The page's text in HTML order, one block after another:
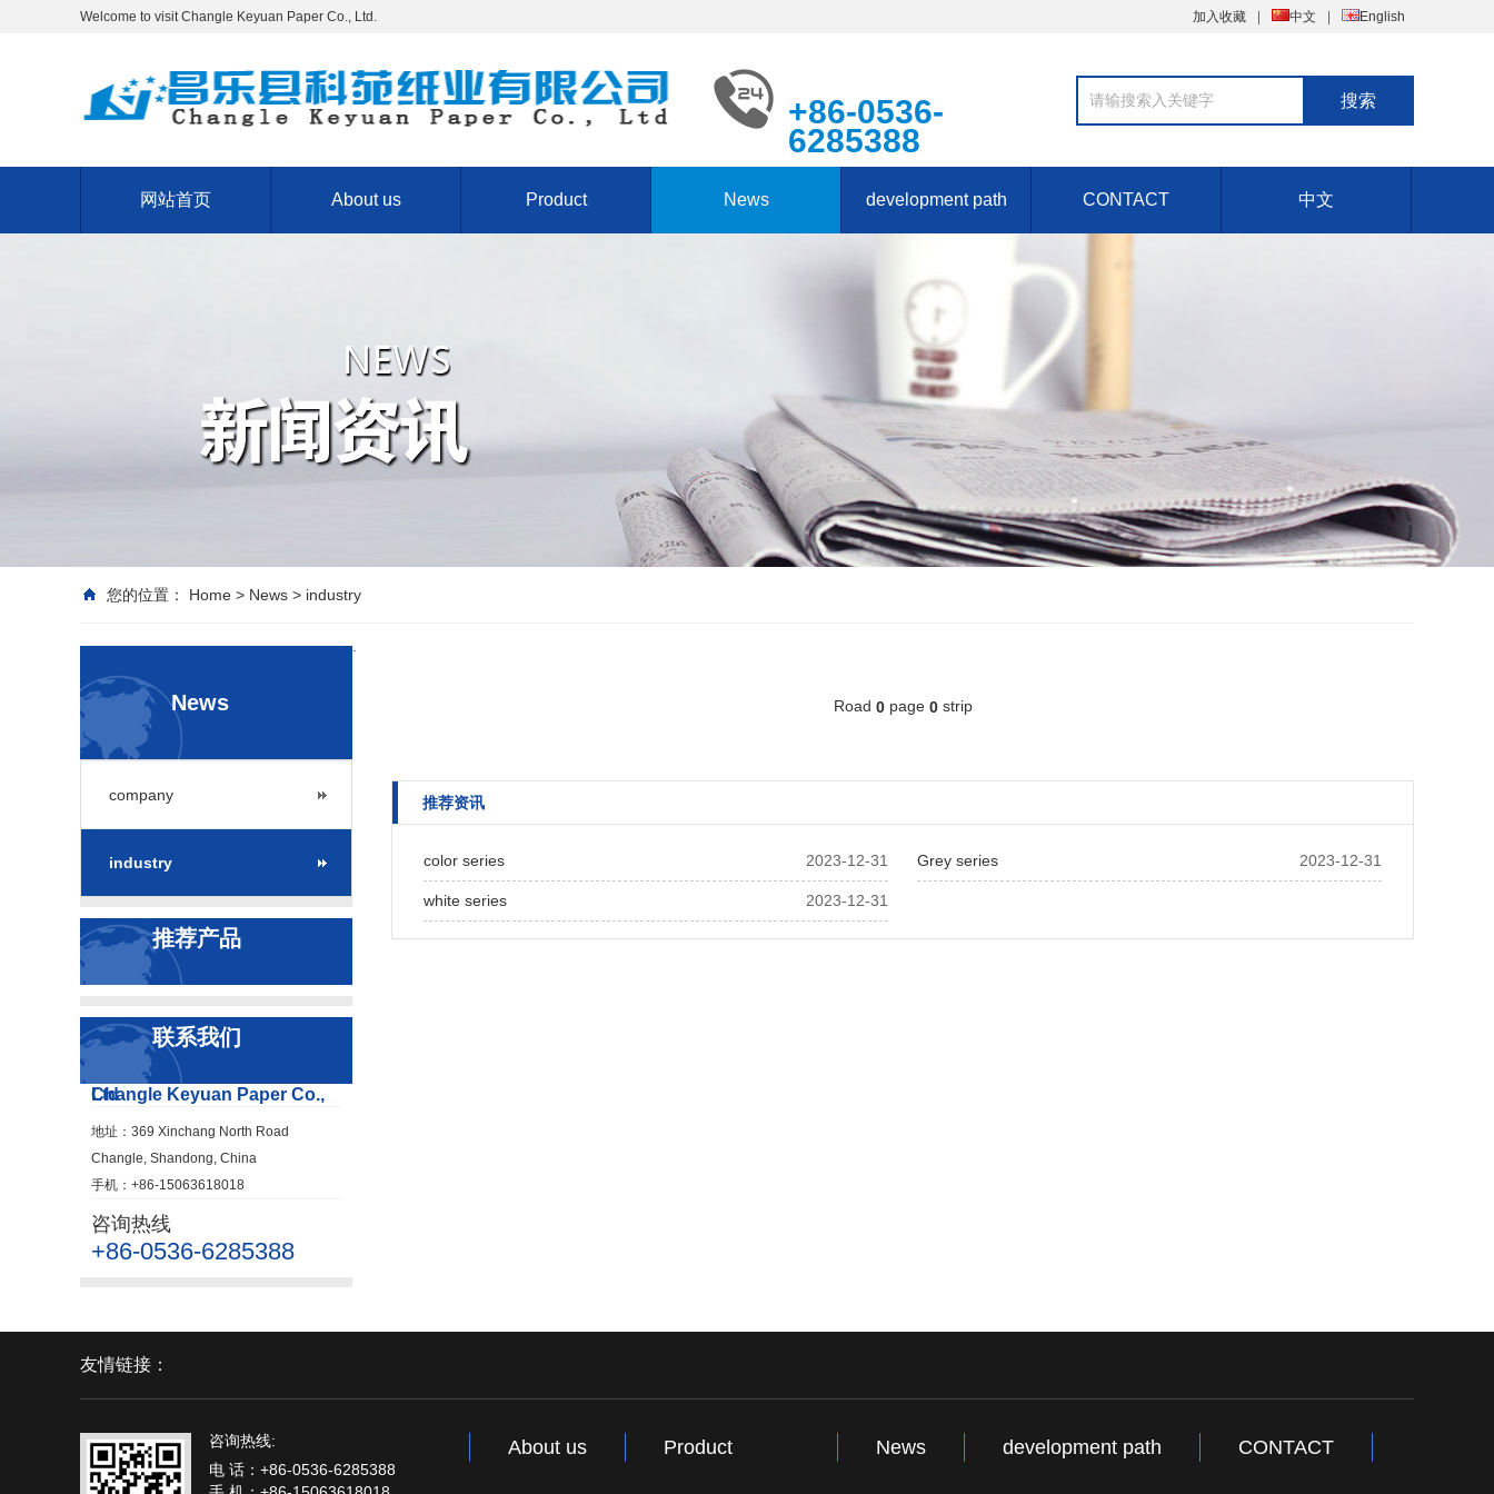
Welcome to visit Changle Keyuan Paper Co., Ltd. 加入收藏 中文 English
+86-0536-
6285388
网站首页 About us Product News development path CONTACT 中文
您的位置： Home > News > industry
News
company
industry
推荐产品
联系我们
Changle Keyuan Paper Co., Ltd
地址：369 Xinchang North Road
Changle, Shandong, China
手机：+86-15063618018
咨询热线
+86-0536-6285388
Road 0page 0strip
推荐资讯
2023-12-31
color series 2023-12-31
Grey series
2023-12-31
white series
友情链接：
咨询热线:
电 话：+86-0536-6285388
About us Product News development path CONTACT